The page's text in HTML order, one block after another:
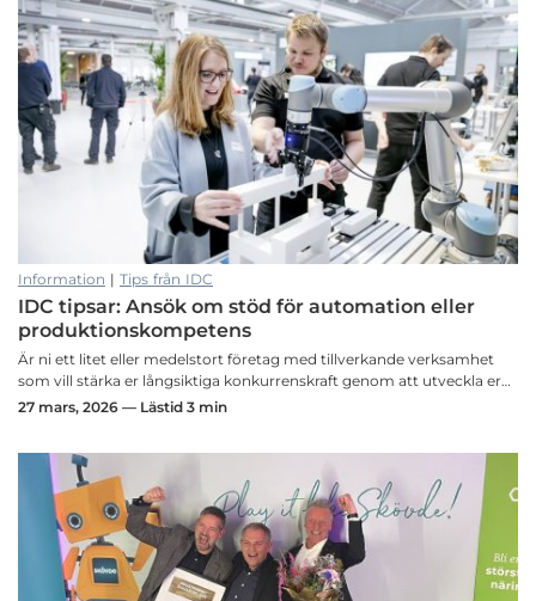
Information | Tips från IDC
IDC tipsar: Ansök om stöd för automation eller
produktionskompetens
Är ni ett litet eller medelstort företag med tillverkande verksamhet
som vill stärka er långsiktiga konkurrenskraft genom att utveckla er…
27 mars, 2026 — Lästid 3 min